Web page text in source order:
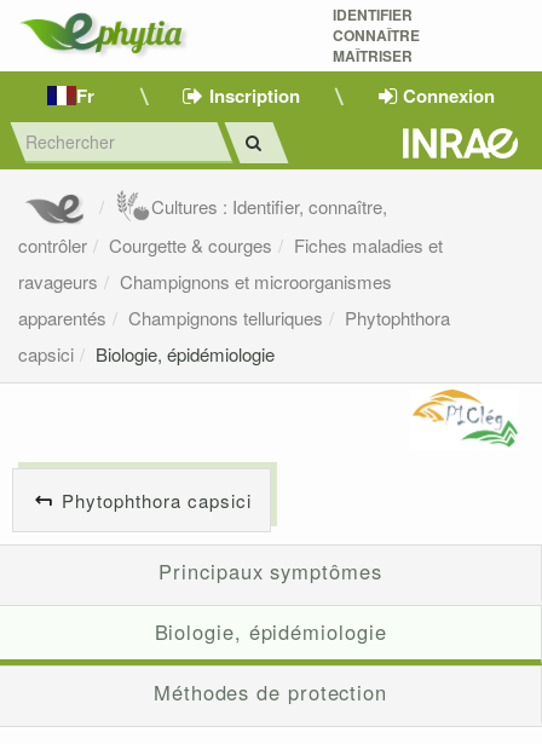
IDENTIFIER
CONNAÎTRE
MAÎTRISER
Fr Inscription Connexion
Cultures : Identifier, connaître,
contrôler
Courgette & courges
Fiches maladies et
ravageurs
Champignons et microorganismes
apparentés
Champignons telluriques
Phytophthora
capsici
Biologie, épidémiologie
Phytophthora capsici
Principaux symptômes
Biologie, épidémiologie
Méthodes de protection